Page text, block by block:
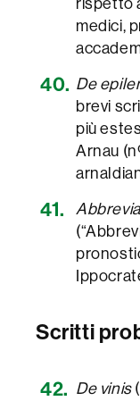
rispetto
medici,
De
brevi
più
Arnau
Scritti
De vinis